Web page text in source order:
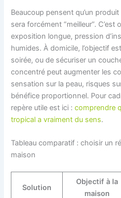
Beaucoup pensent qu’un
sera forcément “meilleur”. C’est
exposition longue, pression
humides. À domicile, l’objectif
soirée, ou de sécuriser un
concentré peut augmenter les
sensation sur la peau, risques
bénéfice proportionnel. Pour
repère utile est ici :comprendre
tropical a vraiment du sens.
Tableau comparatif : choisir un
maison
Solution
Objectif à la
maison